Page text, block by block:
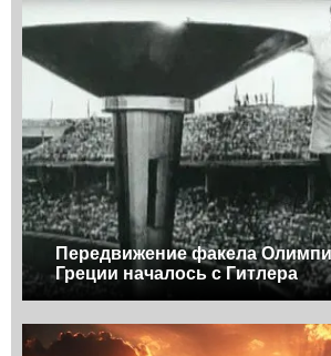
Передвижение факела
Греции началось с Гитлера